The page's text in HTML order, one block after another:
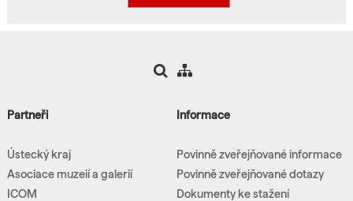
Partneři
Ústecký kraj
Asociace muzeií a galerií
ICOM
Informace
Povinně zveřejňované informace
Povinně zveřejňované dotazy
Dokumenty ke stažení